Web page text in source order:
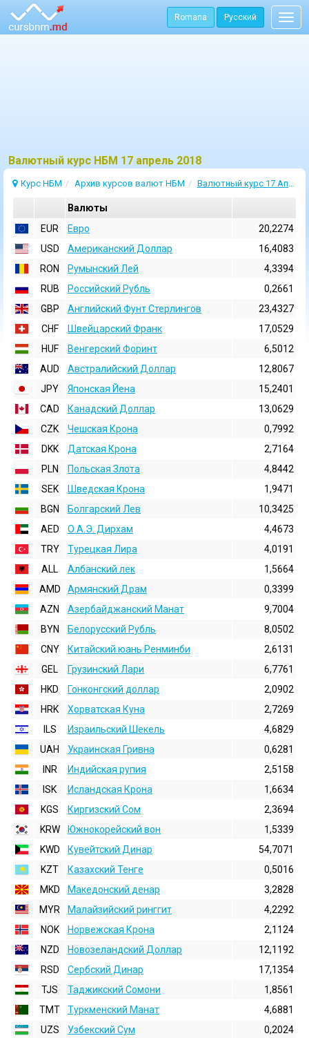
Romana Русский
Bалютный курс НБМ 17 апрель 2018
Курс НБМ Архив курсов валют НБМ Валютный курс 17 Апрель 2018
Валюты
EUR
Евро
20,2274
USD
Aмериканский Доллар
16,4083
RON
Румынский Лей
4,3394
RUB
Российский Рубль
0,2661
GBP
Английский Фунт Стерлингов
23,4327
CHF
Швейцарский Франк
17,0529
HUF
Венгерский Форинт
6,5012
AUD
Австралийский Доллар
12,8067
JPY
Японская Йена
15,2401
CAD
Канадский Доллар
13,0629
CZK
Чешская Крона
0,7992
DKK
Датская Крона
2,7164
PLN
Польская Злота
4,8442
SEK
Шведская Крона
1,9471
BGN
Болгарский Лев
10,3425
AED
О.А.Э. Дирхам
4,4673
TRY
Турецкая Лира
4,0191
ALL
Албанский лек
1,5664
AMD
Армянский Драм
0,3399
AZN
Азербайджанский Манат
9,7004
BYN
Белорусский Рубль
8,0502
CNY
Китайский юань Ренминби
2,6131
GEL
Грузинский Лари
6,7761
HKD
Гонконгский доллаp
2,0902
HRK
Хорватская Куна
2,7269
ILS
Израильский Шекель
4,6829
UAH
Украинская Гривна
0,6281
INR
Индийская pупия
2,5158
ISK
Исландская Крона
1,6634
KGS
Киргизский Сом
2,3694
KRW
Южнокорейский вон
1,5339
KWD
Кувейтский Динар
54,7071
KZT
Казахский Тенге
0,5016
MKD
Македонский денар
3,2828
MYR
Малайзийский ринггит
4,2292
NOK
Норвежская Крона
2,1124
NZD
Новозеландский Доллар
12,1192
RSD
Сербский Динар
17,1354
TJS
Таджикский Сомони
1,8561
TMT
Туркменский Манат
4,6881
UZS
Узбекский Сум
0,2024